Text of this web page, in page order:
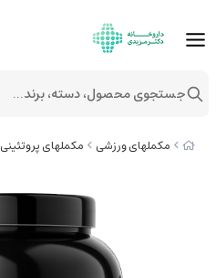
مکملهای ورزشی مکملهای پروتئینی
جستجوی محصول، دسته، برند...